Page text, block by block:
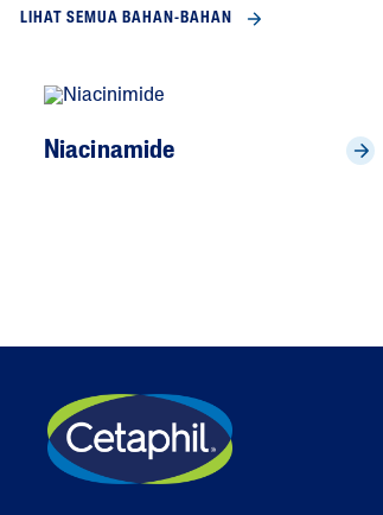
LIHAT SEMUA BAHAN-BAHAN
Niacinamide